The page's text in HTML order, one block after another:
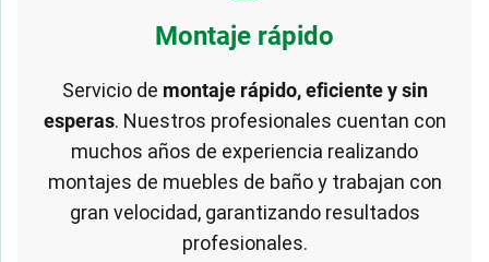
Montaje rápido
Servicio de montaje rápido, eficiente y sin
esperas. Nuestros profesionales cuentan con
muchos años de experiencia realizando
montajes de muebles de baño y trabajan con
gran velocidad, garantizando resultados
profesionales.